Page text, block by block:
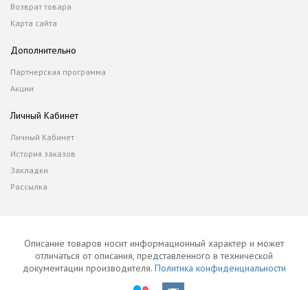
Возврат товара
Карта сайта
Дополнительно
Партнерская программа
Акции
Личный Кабинет
Личный Кабинет
История заказов
Закладки
Рассылка
Описание товаров носит информационный характер и может
отличаться от описания, представленного в технической
документации производителя. Политика конфиденциальности